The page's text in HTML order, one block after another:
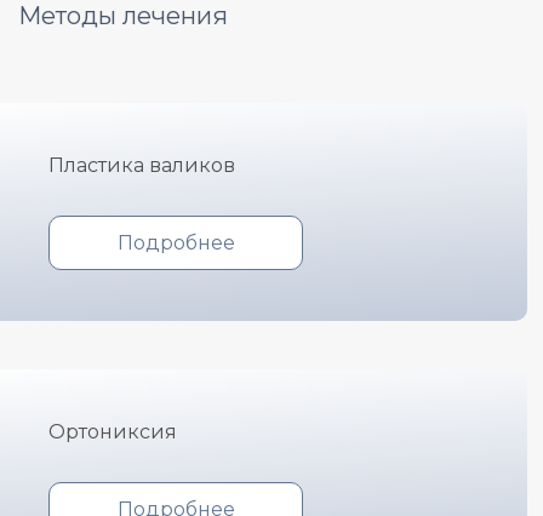
Методы лечения
Пластика валиков
Подробнее
Ортониксия
Подробнее